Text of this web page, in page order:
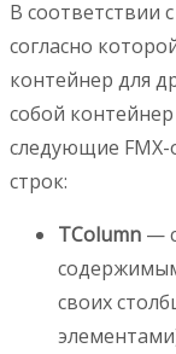
В соответствии
согласно
контейнер для
собой
следующие
строк:
TColumn —
своих